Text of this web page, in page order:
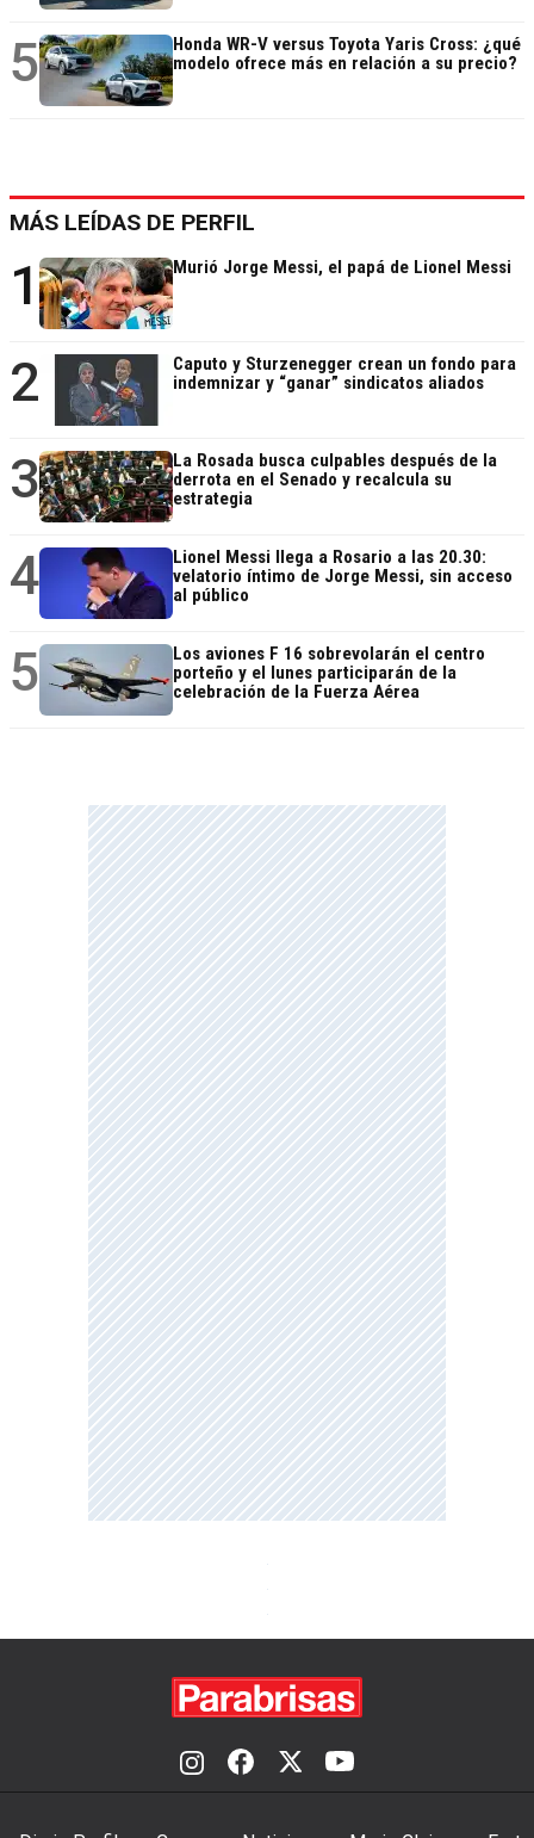
5
Honda WR-V versus Toyota Yaris Cross: ¿qué
modelo ofrece más en relación a su precio?
MÁS LEÍDAS DE PERFIL
1 Murió Jorge Messi, el papá de Lionel Messi
2
Caputo y Sturzenegger crean un fondo para
indemnizar y “ganar” sindicatos aliados
3
La Rosada busca culpables después de la
derrota en el Senado y recalcula su
estrategia
4
Lionel Messi llega a Rosario a las 20.30:
velatorio íntimo de Jorge Messi, sin acceso
al público
5
Los aviones F 16 sobrevolarán el centro
porteño y el lunes participarán de la
celebración de la Fuerza Aérea